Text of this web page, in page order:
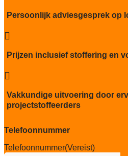
Brandwerend
Bfl-S1
Project gebruik
sterk
Persoonlijk adviesgesprek op

Prijzen inclusief stoffering en

Vakkundige uitvoering door
projectstoffeerders
Telefoonnummer
Telefoonnummer(Vereist)